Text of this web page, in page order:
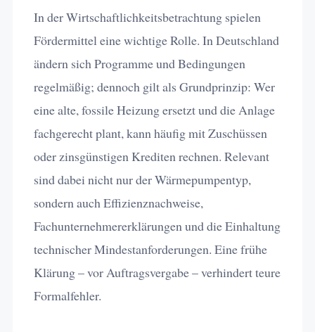
In der Wirtschaftlichkeitsbetrachtung spielen
Fördermittel eine wichtige Rolle. In Deutschland
ändern sich Programme und Bedingungen
regelmäßig; dennoch gilt als Grundprinzip: Wer
eine alte, fossile Heizung ersetzt und die Anlage
fachgerecht plant, kann häufig mit Zuschüssen
oder zinsgünstigen Krediten rechnen. Relevant
sind dabei nicht nur der Wärmepumpentyp,
sondern auch Effizienznachweise,
Fachunternehmererklärungen und die Einhaltung
technischer Mindestanforderungen. Eine frühe
Klärung – vor Auftragsvergabe – verhindert teure
Formalfehler.